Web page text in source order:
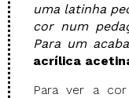
uma latinha
cor num
Para um
acrílica
Para ver a